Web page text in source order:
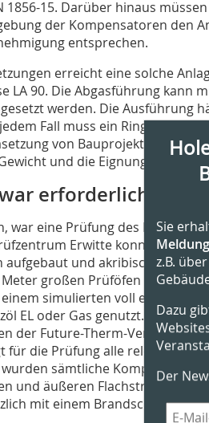
1856-15. Darüber hinaus
der Kompensatoren den
entsprechen.
erreicht eine solche
LA 90. Die Abgasführung kann
werden. Die Ausführung
Fall muss ein Ringspalt
von Bauprojekten ist
und die Eignung für alle
erforderlich
war eine Prüfung des
Erwitte konnten die
und akribisch
großen Prüföfen zur
simulierten voll
EL oder Gas genutzt.
der Future-Therm-
für die Prüfung alle relevanten
sämtliche Komponenten
und äußeren Flachstreifen aus
mit einem
Sie
z.B.
Dazu
Der